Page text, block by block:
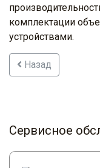
комплектации
устройствами.
Назад
Сервисное